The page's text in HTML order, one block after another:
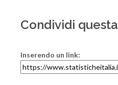
Condividi
Inserendo un link: